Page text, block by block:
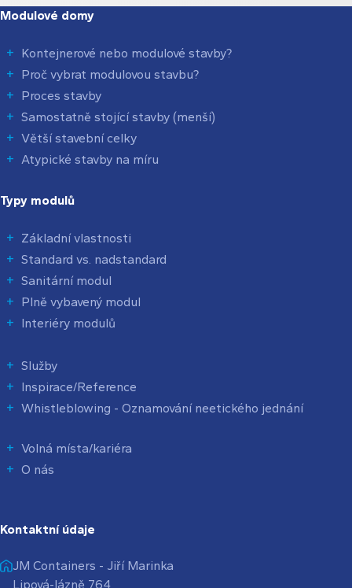
Modulové domy
Kontejnerové nebo modulové stavby?
Proč vybrat modulovou stavbu?
Proces stavby
Samostatně stojící stavby (menší)
Větší stavební celky
Atypické stavby na míru
Typy modulů
Základní vlastnosti
Standard vs. nadstandard
Sanitární modul
Plně vybavený modul
Interiéry modulů
Služby
Inspirace/Reference
Whistleblowing - Oznamování neetického jednání
Volná místa/kariéra
O nás
Kontaktní údaje
JM Containers - Jiří Marinka
Lipová-lázně 764